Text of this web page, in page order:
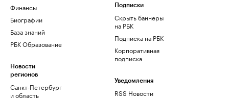
Финансы
Биографии
База знаний
РБК Образование
Новости
регионов
Санкт-Петербург
и область
Подписки
Скрыть баннеры
на РБК
Подписка на РБК
Корпоративная
подписка
Уведомления
RSS Новости